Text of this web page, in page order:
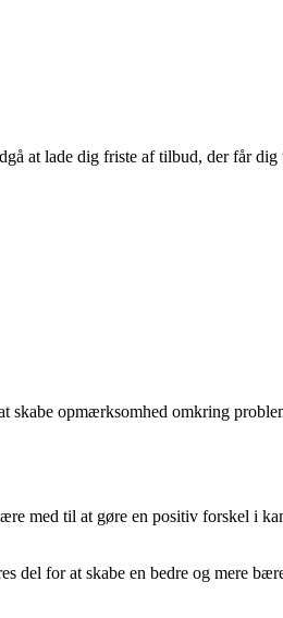
at lade dig friste af tilbud, der får dig
opmærksomhed omkring
med til at gøre en positiv forskel i
del for at skabe en bedre og mere